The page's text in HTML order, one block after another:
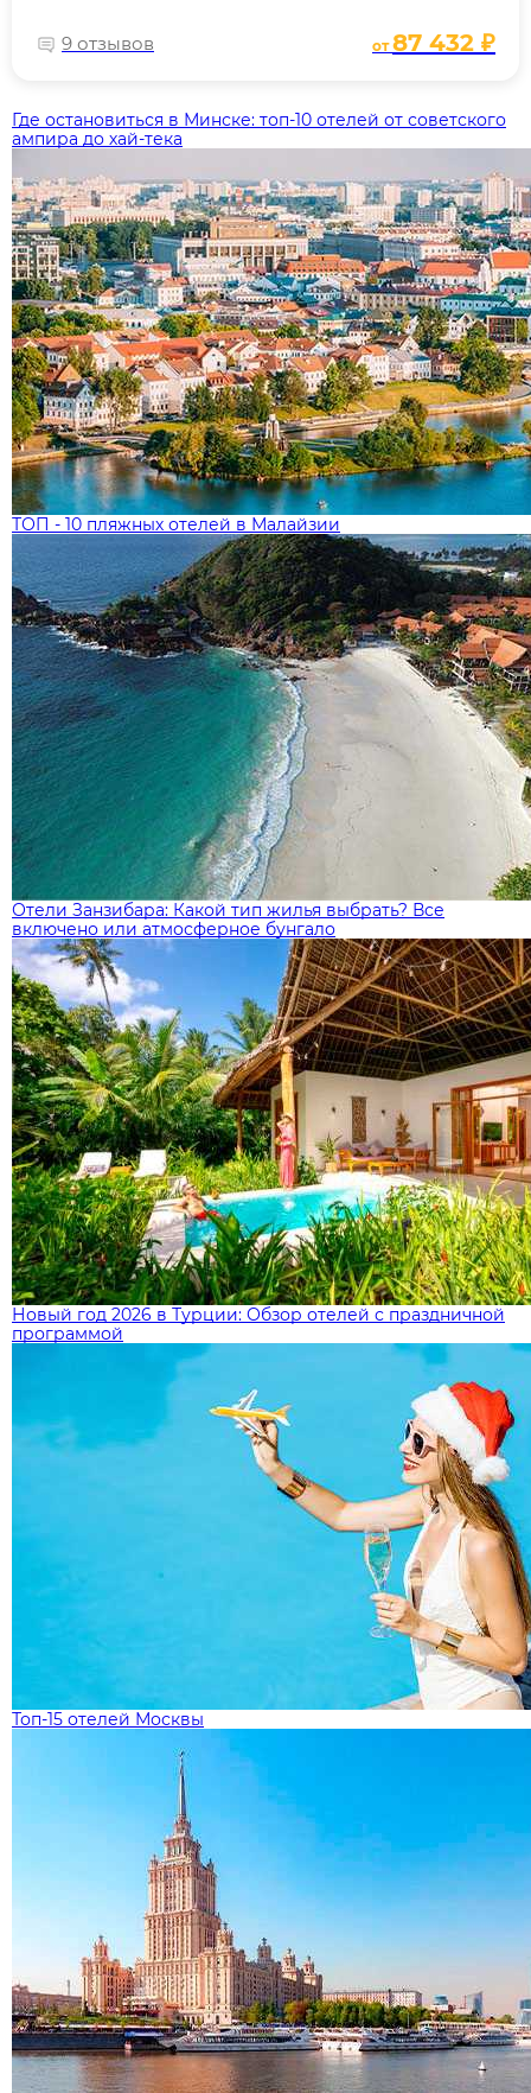
9 отзывов от87 432 ₽
Где остановиться в Минске: топ‑10 отелей от советского
ампира до хай‑тека
ТОП - 10 пляжных отелей в Малайзии
Отели Занзибара: Какой тип жилья выбрать? Все
включено или атмосферное бунгало
Новый год 2026 в Турции: Обзор отелей с праздничной
программой
Топ-15 отелей Москвы